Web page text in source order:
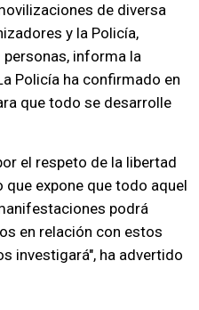
de diversa
y la Policía,
informa la
Policía ha confirmado en
que todo se desarrolle
el respeto de la libertad
que expone que todo aquel
podrá
en relación con estos
investigará", ha advertido